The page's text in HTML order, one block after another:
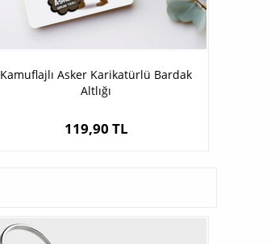
Kamuflajlı Asker Karikatürlü Bardak
Altlığı
119,90 TL